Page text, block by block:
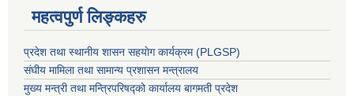
महत्वपुर्ण लिङ्कहरु
प्रदेश तथा स्थानीय शासन सहयाेग कार्यक्रम (PLGSP)
संघीय मामिला तथा सामान्य प्रशासन मन्त्रालय
मुख्य मन्त्री तथा मन्त्रिपरिषद्को कार्यालय बागमती प्रदेश